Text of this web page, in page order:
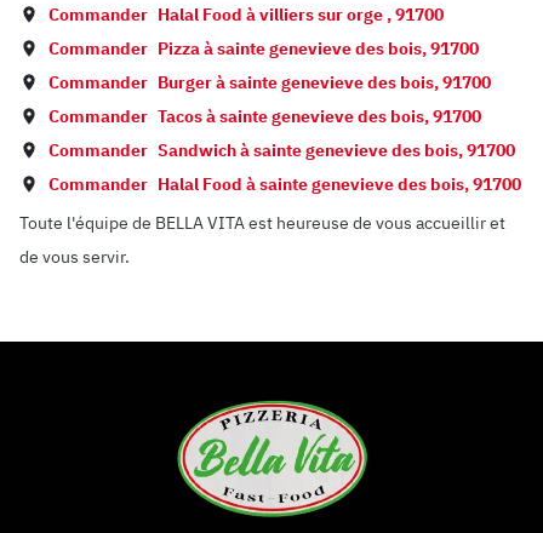
Commander Halal Food àvilliers sur orge ,91700
Commander Pizza àsainte genevieve des bois,91700
Commander Burger àsainte genevieve des bois,91700
Commander Tacos àsainte genevieve des bois,91700
Commander Sandwich àsainte genevieve des bois,91700
Commander Halal Food àsainte genevieve des bois,91700
Toute l'équipe de BELLA VITA est heureuse de vous accueillir et
de vous servir.